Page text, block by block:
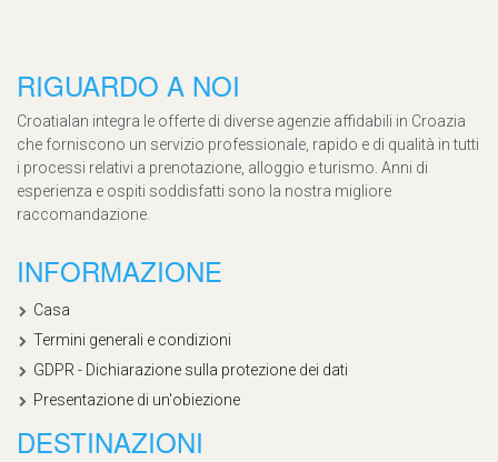
RIGUARDO A NOI
Croatialan integra le offerte di diverse agenzie affidabili in Croazia
che forniscono un servizio professionale, rapido e di qualità in tutti
i processi relativi a prenotazione, alloggio e turismo. Anni di
esperienza e ospiti soddisfatti sono la nostra migliore
raccomandazione.
INFORMAZIONE
Casa
Termini generali e condizioni
GDPR - Dichiarazione sulla protezione dei dati
Presentazione di un'obiezione
DESTINAZIONI